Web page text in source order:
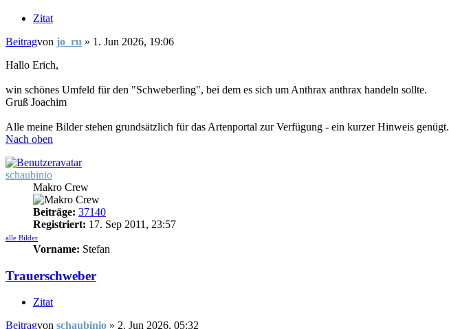
Zitat
Beitragvon jo_ru » 1. Jun 2026, 19:06
Hallo Erich,
win schönes Umfeld für den "Schweberling", bei dem es sich um Anthrax anthrax handeln sollte.
Gruß Joachim
Alle meine Bilder stehen grundsätzlich für das Artenportal zur Verfügung - ein kurzer Hinweis genügt.
Nach oben
schaubinio
Makro Crew
Beiträge: 37140
Registriert: 17. Sep 2011, 23:57
alle Bilder
Vorname: Stefan
Trauerschweber
Zitat
Beitragvon schaubinio » 2. Jun 2026, 05:32